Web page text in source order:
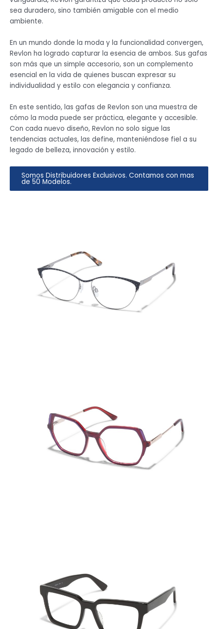
sea duradero, sino también amigable con el medio
ambiente.
En un mundo donde la moda y la funcionalidad convergen,
Revlon ha logrado capturar la esencia de ambos. Sus gafas
son más que un simple accesorio, son un complemento
esencial en la vida de quienes buscan expresar su
individualidad y estilo con elegancia y confianza.
En este sentido, las gafas de Revlon son una muestra de
cómo la moda puede ser práctica, elegante y accesible.
Con cada nuevo diseño, Revlon no solo sigue las
tendencias actuales, las define, manteniéndose fiel a su
legado de belleza, innovación y estilo.
Somos Distribuidores Exclusivos. Contamos con mas
de 50 Modelos.